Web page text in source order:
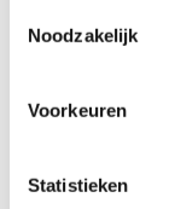
Noodzakelijk
Voorkeuren
Statistieken